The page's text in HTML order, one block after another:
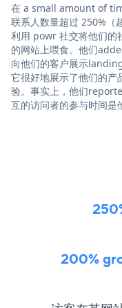
在 a small amount of
联系人数量超过 250%（
利用 powr 社交将他们的
的网站上喂食。他们
向他们的客户展示
它很好地展示了他们的产
验。事实上，他们
互的访问者的参与时间是
200%